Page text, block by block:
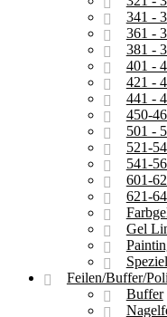
341 -
361 -
381 -
401 -
421 -
441 -
450-
501 -
521-
541-
601-
621-
Gel
Feilen/Buffer/
Buffer